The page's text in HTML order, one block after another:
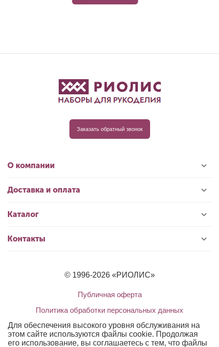
Заказать обратный звонок
О компании
Доставка и оплата
Каталог
Контакты
© 1996-2026 «РИОЛИС»
Публичная оферта
Политика обработки персональных данных
Для обеспечения высокого уровня обслуживания на
этом сайте используются файлы cookie. Продолжая
его использование, вы соглашаетесь с тем, что файлы